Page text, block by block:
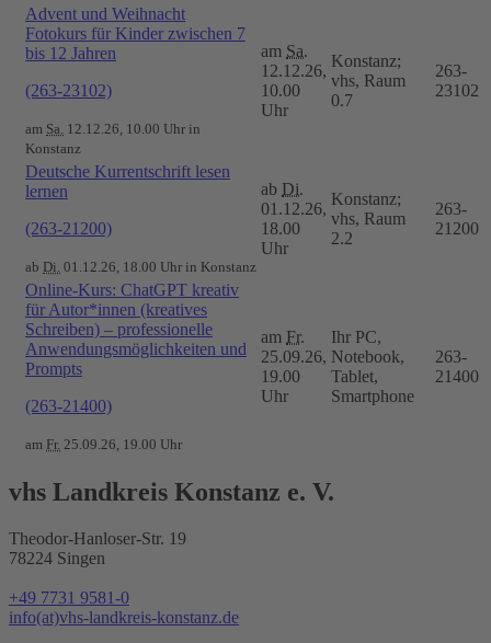
Advent und Weihnacht
Fotokurs für Kinder zwischen 7
bis 12 Jahren
(263-23102)
am Sa. 12.12.26, 10.00 Uhr in
Konstanz
am Sa.
12.12.26,
10.00
Uhr
Konstanz;
vhs, Raum
0.7
263-
23102
Deutsche Kurrentschrift lesen
lernen
(263-21200)
ab Di. 01.12.26, 18.00 Uhr in Konstanz
ab Di.
01.12.26,
18.00
Uhr
Konstanz;
vhs, Raum
2.2
263-
21200
Online-Kurs: ChatGPT kreativ
für Autor*innen (kreatives
Schreiben) – professionelle
Anwendungsmöglichkeiten und
Prompts
(263-21400)
am Fr. 25.09.26, 19.00 Uhr
am Fr.
25.09.26,
19.00
Uhr
Ihr PC,
Notebook,
Tablet,
Smartphone
263-
21400
vhs Landkreis Konstanz e. V.
Theodor-Hanloser-Str. 19
78224 Singen
+49 7731 9581-0
info(at)vhs-landkreis-konstanz.de